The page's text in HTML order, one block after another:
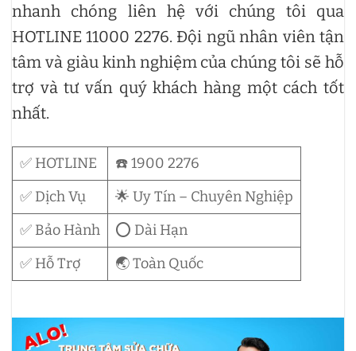
nhanh chóng liên hệ với chúng tôi qua
HOTLINE 11000 2276. Đội ngũ nhân viên tận
tâm và giàu kinh nghiệm của chúng tôi sẽ hỗ
trợ và tư vấn quý khách hàng một cách tốt
nhất.
✅ HOTLINE
☎️ 1900 2276
✅ Dịch Vụ
🌟 Uy Tín – Chuyên Nghiệp
✅ Bảo Hành
⭕ Dài Hạn
✅ Hỗ Trợ
🌏 Toàn Quốc